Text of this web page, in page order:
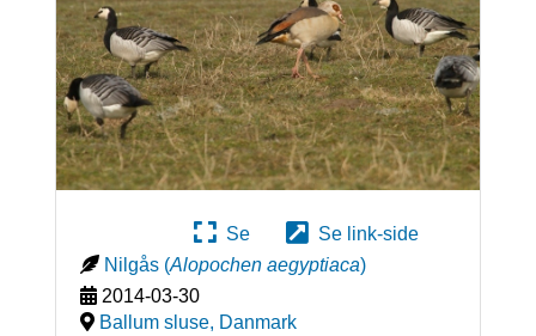
Se
Se link-side
Nilgås (Alopochen aegyptiaca)
2014-03-30
Ballum sluse, Danmark